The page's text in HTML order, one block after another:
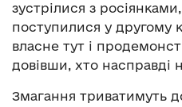
зустрілися з
поступилися у другому
власне тут і
довівши, хто насправді
Змагання триватимуть